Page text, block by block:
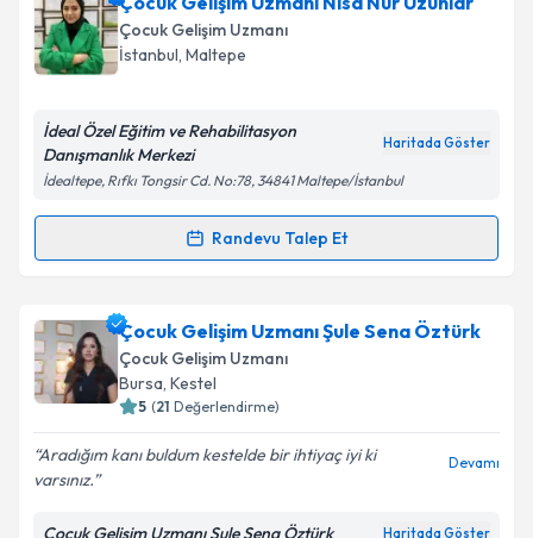
posta ile bilgilendireceğiz.
E-posta Adresiniz
Kişisel verilerimin işlenmesine ilişkinAydınlatma
Metni'ni okudum ve kişisel verilerimin belirtilen
kapsamda işlenmesini kabul ediyorum.
Çocuk Gelişim Uzmanı
İstanbul, Maltepe
İdeal Özel Eğitim ve Rehabilitasyon
Danışmanlık Merkezi
Haritada Göster
İdealtepe, Rıfkı Tongsir Cd. No:78, 34841 Maltepe/İstanbul
Randevu Talep Et
Randevu Takvimi Talebi
Çocuk Gelişim Uzmanı Nisa Nur Uzunlariçin
randevu takvimi talebi oluşturun. Size bu uzmandan
randevu almanız için bir takvim hazırlandığında e-
posta ile bilgilendireceğiz.
E-posta Adresiniz
Çocuk Gelişim Uzmanı Şule Sena Öztürk
Çocuk Gelişim Uzmanı
Bursa, Kestel
5 (21 Değerlendirme)
Aradığım kanı buldum kestelde bir ihtiyaç iyi ki
varsınız.
Devamı
Çocuk Gelişim Uzmanı Şule Sena Öztürk Haritada Göster